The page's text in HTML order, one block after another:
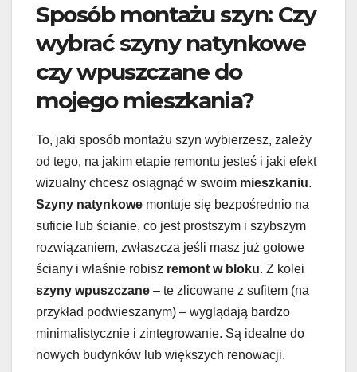
Sposób montażu szyn: Czy
wybrać szyny natynkowe
czy wpuszczane do
mojego mieszkania?
To, jaki sposób montażu szyn wybierzesz, zależy
od tego, na jakim etapie remontu jesteś i jaki efekt
wizualny chcesz osiągnąć w swoim mieszkaniu.
Szyny natynkowe montuje się bezpośrednio na
suficie lub ścianie, co jest prostszym i szybszym
rozwiązaniem, zwłaszcza jeśli masz już gotowe
ściany i właśnie robisz remont w bloku. Z kolei
szyny wpuszczane – te zlicowane z sufitem (na
przykład podwieszanym) – wyglądają bardzo
minimalistycznie i zintegrowanie. Są idealne do
nowych budynków lub większych renowacji.